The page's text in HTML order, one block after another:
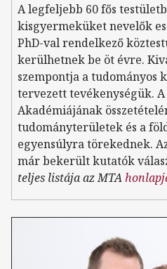
A legfeljebb 60 fős
kisgyermeküket nevelők
PhD-val rendelkező
kerülhetnek be öt évre.
szempontja a tudományos
tervezett tevékenységük.
Akadémiájának
tudományterületek és a
egyensúlyra törekednek.
már bekerült kutatók
teljes listája az MTA